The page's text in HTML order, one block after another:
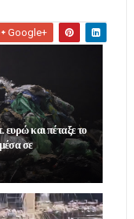
Google+
ευρώ και πέταξε το
σε